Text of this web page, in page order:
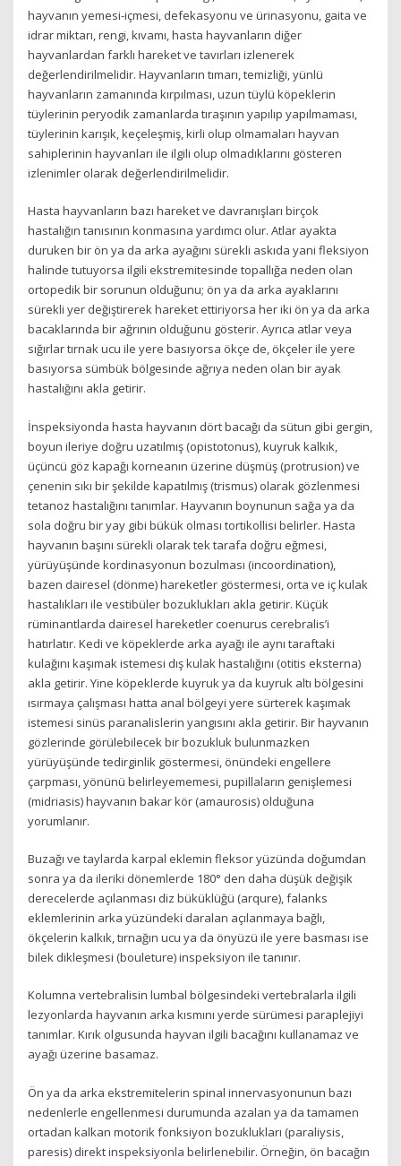
hayvanın yemesi-içmesi, defekasyonu ve ürinasyonu, gaita ve
idrar miktarı, rengi, kıvamı, hasta hayvanların diğer
hayvanlardan farklı hareket ve tavırları izlenerek
değerlendirilmelidir. Hayvanların tımarı, temizliği, yünlü
hayvanların zamanında kırpılması, uzun tüylü köpeklerin
tüylerinin peryodik zamanlarda tıraşının yapılıp yapılmaması,
tüylerinin karışık, keçeleşmiş, kirli olup olmamaları hayvan
sahiplerinin hayvanları ile ilgili olup olmadıklarını gösteren
izlenimler olarak değerlendirilmelidir.
Hasta hayvanların bazı hareket ve davranışları birçok
hastalığın tanısının konmasına yardımcı olur. Atlar ayakta
duruken bir ön ya da arka ayağını sürekli askıda yani fleksiyon
halinde tutuyorsa ilgili ekstremitesinde topallığa neden olan
ortopedik bir sorunun olduğunu; ön ya da arka ayaklarını
sürekli yer değiştirerek hareket ettiriyorsa her iki ön ya da arka
bacaklarında bir ağrının olduğunu gösterir. Ayrıca atlar veya
sığırlar tırnak ucu ile yere basıyorsa ökçe de, ökçeler ile yere
basıyorsa sümbük bölgesinde ağrıya neden olan bir ayak
hastalığını akla getirir.
İnspeksiyonda hasta hayvanın dört bacağı da sütun gibi gergin,
boyun ileriye doğru uzatılmış (opistotonus), kuyruk kalkık,
üçüncü göz kapağı korneanın üzerine düşmüş (protrusion) ve
çenenin sıkı bir şekilde kapatılmış (trismus) olarak gözlenmesi
tetanoz hastalığını tanımlar. Hayvanın boynunun sağa ya da
sola doğru bir yay gibi bükük olması tortikollisi belirler. Hasta
hayvanın başını sürekli olarak tek tarafa doğru eğmesi,
yürüyüşünde kordinasyonun bozulması (incoordination),
bazen dairesel (dönme) hareketler göstermesi, orta ve iç kulak
hastalıkları ile vestibüler bozuklukları akla getirir. Küçük
rüminantlarda dairesel hareketler coenurus cerebralis’i
hatırlatır. Kedi ve köpeklerde arka ayağı ile aynı taraftaki
kulağını kaşımak istemesi dış kulak hastalığını (otitis eksterna)
akla getirir. Yine köpeklerde kuyruk ya da kuyruk altı bölgesini
ısırmaya çalışması hatta anal bölgeyi yere sürterek kaşımak
istemesi sinüs paranalislerin yangısını akla getirir. Bir hayvanın
gözlerinde görülebilecek bir bozukluk bulunmazken
yürüyüşünde tedirginlik göstermesi, önündeki engellere
çarpması, yönünü belirleyememesi, pupillaların genişlemesi
(midriasis) hayvanın bakar kör (amaurosis) olduğuna
yorumlanır.
Buzağı ve taylarda karpal eklemin fleksor yüzünda doğumdan
sonra ya da ileriki dönemlerde 180° den daha düşük değişik
derecelerde açılanması diz büküklüğü (arqure), falanks
eklemlerinin arka yüzündeki daralan açılanmaya bağlı,
ökçelerin kalkık, tırnağın ucu ya da önyüzü ile yere basması ise
bilek dikleşmesi (bouleture) inspeksiyon ile tanınır.
Kolumna vertebralisin lumbal bölgesindeki vertebralarla ilgili
lezyonlarda hayvanın arka kısmını yerde sürümesi paraplejiyi
tanımlar. Kırık olgusunda hayvan ilgili bacağını kullanamaz ve
ayağı üzerine basamaz.
Ön ya da arka ekstremitelerin spinal innervasyonunun bazı
nedenlerle engellenmesi durumunda azalan ya da tamamen
ortadan kalkan motorik fonksiyon bozuklukları (paraliysis,
paresis) direkt inspeksiyonla belirlenebilir. Örneğin, ön bacağın